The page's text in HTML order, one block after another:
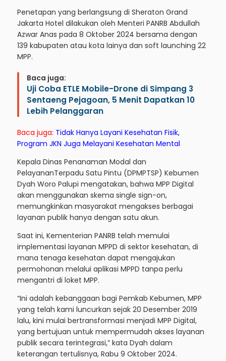
Penetapan yang berlangsung di Sheraton Grand
Jakarta Hotel dilakukan oleh Menteri PANRB Abdullah
Azwar Anas pada 8 Oktober 2024 bersama dengan
139 kabupaten atau kota lainya dan soft launching 22
MPP.
Baca juga:
Uji Coba ETLE Mobile-Drone di Simpang 3
Sentaeng Pejagoan, 5 Menit Dapatkan 10
Lebih Pelanggaran
Baca juga: Tidak Hanya Layani Kesehatan Fisik,
Program JKN Juga Melayani Kesehatan Mental
Kepala Dinas Penanaman Modal dan
PelayananTerpadu Satu Pintu (DPMPTSP) Kebumen
Dyah Woro Palupi mengatakan, bahwa MPP Digital
akan menggunakan skema single sign-on,
memungkinkan masyarakat mengakses berbagai
layanan publik hanya dengan satu akun.
Saat ini, Kementerian PANRB telah memulai
implementasi layanan MPPD di sektor kesehatan, di
mana tenaga kesehatan dapat mengajukan
permohonan melalui aplikasi MPPD tanpa perlu
mengantri di loket MPP.
“Ini adalah kebanggaan bagi Pemkab Kebumen, MPP
yang telah kami luncurkan sejak 20 Desember 2019
lalu, kini mulai bertransformasi menjadi MPP Digital,
yang bertujuan untuk mempermudah akses layanan
publik secara terintegrasi,” kata Dyah dalam
keterangan tertulisnya, Rabu 9 Oktober 2024.